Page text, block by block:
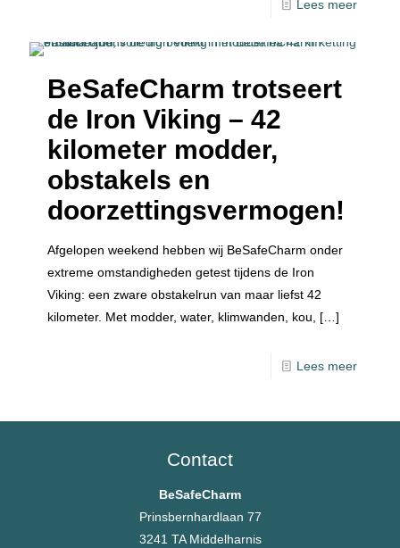
Lees meer
BeSafeCharm trotseert
de Iron Viking – 42
kilometer modder,
obstakels en
doorzettingsvermogen!
Afgelopen weekend hebben wij BeSafeCharm onder
extreme omstandigheden getest tijdens de Iron
Viking: een zware obstakelrun van maar liefst 42
kilometer. Met modder, water, klimwanden, kou, […]
Lees meer
Contact
BeSafeCharm
Prinsbernhardlaan 77
3241 TA Middelharnis